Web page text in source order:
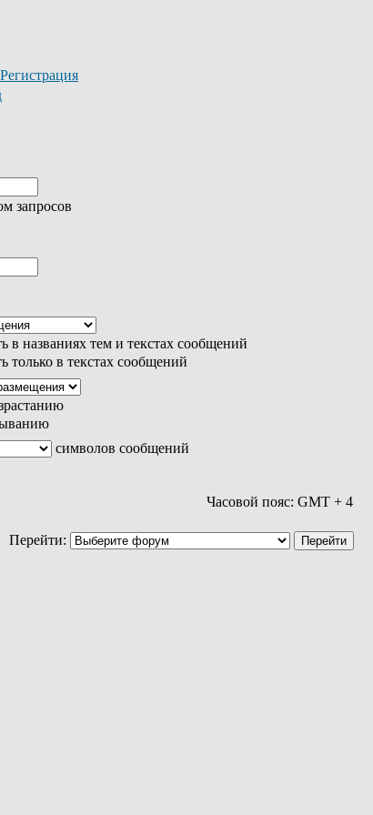
Регистрация
запросов
в названиях тем и текстах сообщений
только в текстах сообщений
символов сообщений
Часовой пояс: GMT + 4
Перейти: